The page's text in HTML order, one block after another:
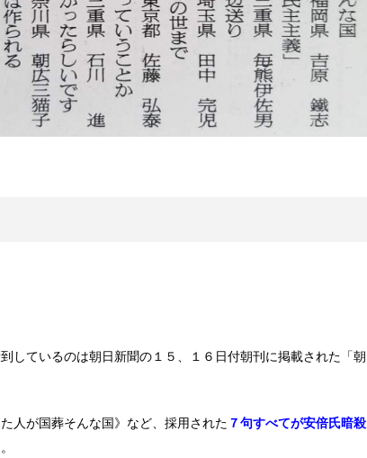
到しているのは朝日新聞の１５、１６日付朝刊に掲載された「朝
人が国葬そんな国》など、採用された ７句すべてが安倍氏暗殺